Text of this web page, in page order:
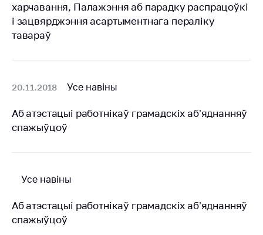
харчавання, Палажэння аб парадку распрацоўкі
і зацвярджэння асартыментнага пераліку
тавараў
20.11.2018 Усе навіны
Аб атэстацыi работнiкаў грамадскiх аб’яднанняў
спажыўцоў
Усе навіны
Аб атэстацыi работнiкаў грамадскiх аб’яднанняў
спажыўцоў